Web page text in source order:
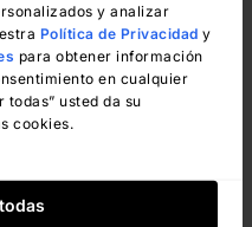
y analizar
Política de Privacidad y
para obtener información
en cualquier
todas” usted da su
cookies.
Agile, ITSM